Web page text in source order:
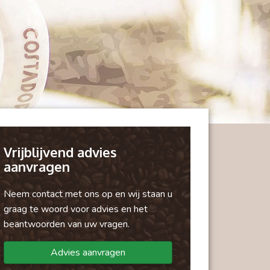
Vrijblijvend advies
aanvragen
Neem contact met ons op en wij staan u
graag te woord voor advies en het
beantwoorden van uw vragen.
Advies aanvragen